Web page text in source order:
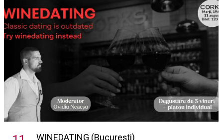
WINEDATING (București)